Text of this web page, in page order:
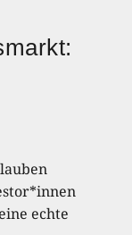
echte